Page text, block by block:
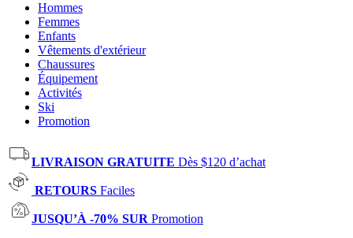
Hommes
Femmes
Enfants
Vêtements d'extérieur
Chaussures
Équipement
Activités
Ski
Promotion
LIVRAISON GRATUITE Dès $120 d’achat
RETOURS Faciles
JUSQU’À -70% SUR Promotion